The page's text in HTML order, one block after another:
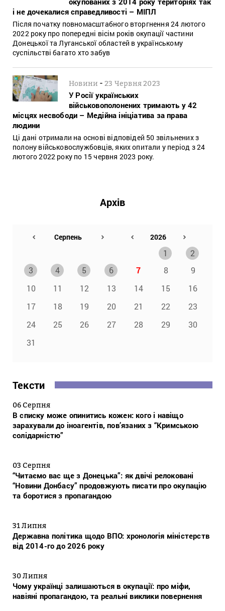
і не дочекалися справедливості – МІПЛ
Після початку повномасштабного вторгнення 24 лютого
2022 року про попередні вісім років окупації частини
Донецької та Луганської областей в українському
суспільстві багато хто забув
Новини -23 Червня 2023
У Росії українських
військовополонених тримають у 42
місцях несвободи – Медійна ініціатива за права
людини
Ці дані отримали на основі відповідей 50 звільнених з
полону військовослужбовців, яких опитали у період з 24
лютого 2022 року по 15 червня 2023 року.
Архів
1
2
3
4 5 6 7 8
9
10
11 12 13 14 15
16
17
18 19 20 21 22
23
24
25 26 27 28 29
30
31
Тексти
06 Серпня
В списку може опинитись кожен: кого і навіщо
зарахували до іноагентів, пов’язаних з “Кримською
солідарністю”
03 Серпня
“Читаємо вас ще з Донецька”: як двічі релоковані
“Новини Донбасу” продовжують писати про окупацію
та боротися з пропагандою
31 Липня
Державна політика щодо ВПО: хронологія міністерств
від 2014-го до 2026 року
30 Липня
Чому українці залишаються в окупації: про міфи,
навіяні пропагандою, та реальні виклики повернення